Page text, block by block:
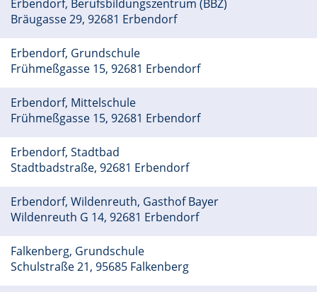
Erbendorf, Berufsbildungszentrum (BBZ)
Bräugasse 29, 92681 Erbendorf
Erbendorf, Grundschule
Frühmeßgasse 15, 92681 Erbendorf
Erbendorf, Mittelschule
Frühmeßgasse 15, 92681 Erbendorf
Erbendorf, Stadtbad
Stadtbadstraße, 92681 Erbendorf
Erbendorf, Wildenreuth, Gasthof Bayer
Wildenreuth G 14, 92681 Erbendorf
Falkenberg, Grundschule
Schulstraße 21, 95685 Falkenberg